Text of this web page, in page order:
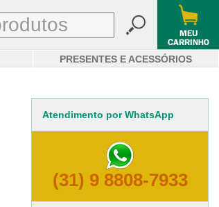
PRESENTES E ACESSÓRIOS
Atendimento por WhatsApp
(31) 9 8808-7933